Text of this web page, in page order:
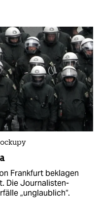
Frankfurt beklagen
Die Journalisten-
„unglaublich“.